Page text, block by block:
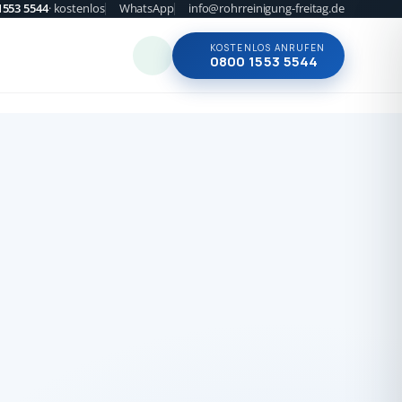
5544· kostenlos WhatsApp info@rohrreinigung-freitag.de
KOSTENLOS ANRUFEN
0800 1553 5544